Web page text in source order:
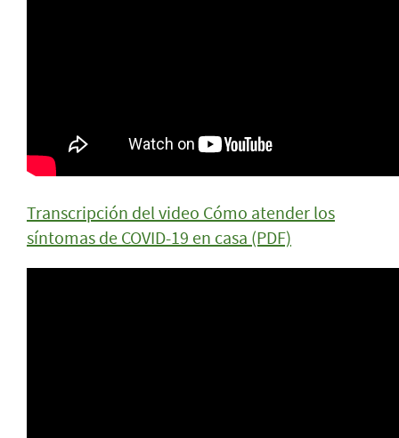
Transcripción del video Cómo atender los
síntomas de COVID-19 en casa (PDF)